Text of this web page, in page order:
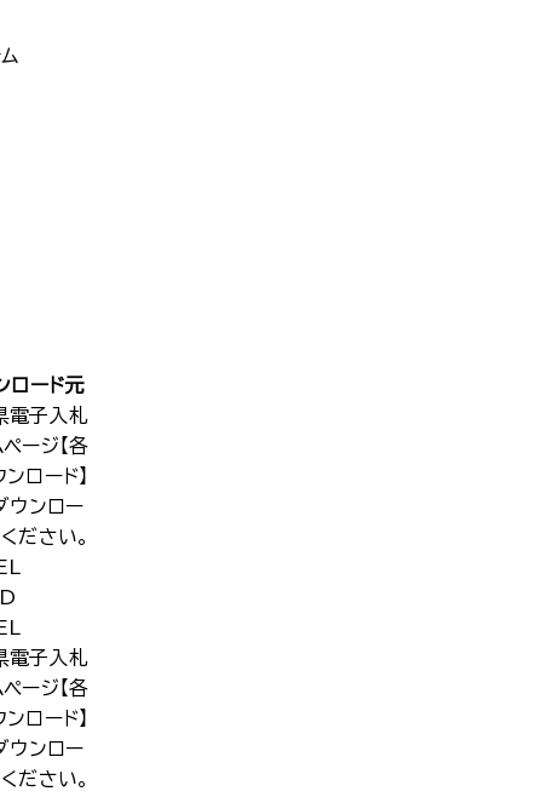
ロード元
電子入札
ージ【各
ロード】
ウンロー
ださい。
電子入札
ージ【各
ロード】
ウンロー
ださい。